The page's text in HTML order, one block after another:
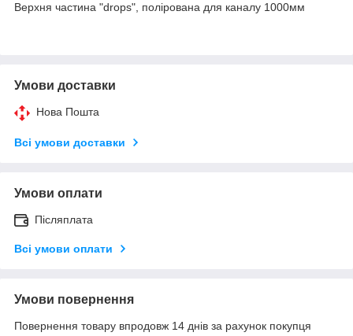
Верхня частина "drops", полірована для каналу 1000мм
Умови доставки
Нова Пошта
Всі умови доставки
Умови оплати
Післяплата
Всі умови оплати
Умови повернення
Повернення товару впродовж 14 днів за рахунок покупця